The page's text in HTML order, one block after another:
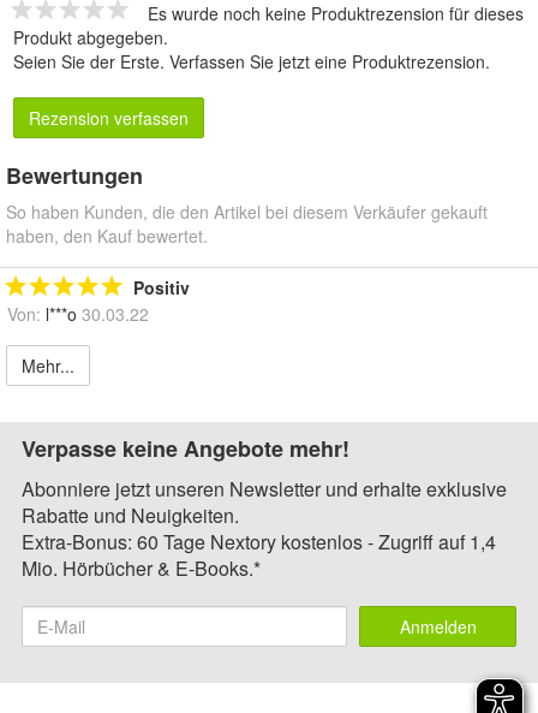
Es wurde noch keine Produktrezension für dieses
Produkt abgegeben.
Seien Sie der Erste. Verfassen Sie jetzt eine Produktrezension.
Rezension verfassen
Bewertungen
So haben Kunden, die den Artikel bei diesem Verkäufer gekauft
haben, den Kauf bewertet.
Positiv
Von: l***o 30.03.22
Mehr...
Verpasse keine Angebote mehr!
Abonniere jetzt unseren Newsletter und erhalte exklusive
Rabatte und Neuigkeiten.
Extra-Bonus: 60 Tage Nextory kostenlos - Zugriff auf 1,4
Mio. Hörbücher & E-Books.*
Anmelden